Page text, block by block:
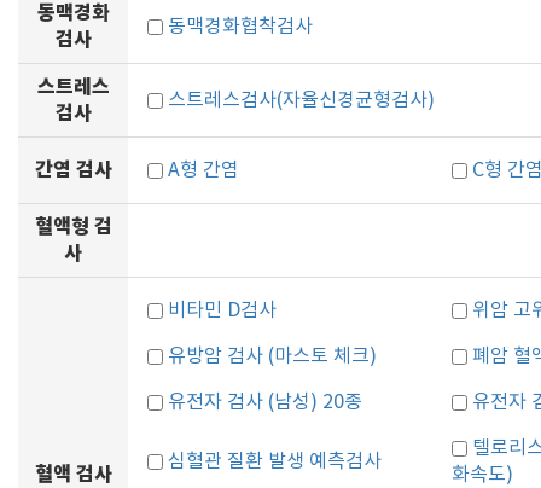
동맥경화
검사
동맥경화협착검사
스트레스
검사
스트레스검사(자율신경균형검사)
간염 검사 A형 간염 C형 간
혈액형 검
사
혈액 검사
비타민 D검사 위암 고
유방암 검사 (마스토 체크) 폐암 혈
유전자 검사 (남성) 20종 유전자
심혈관 질환 발생 예측검사
텔로리
화속도)